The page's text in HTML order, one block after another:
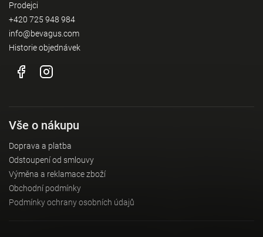
Prodejci
+420 725 948 984
info@bevagus.com
Historie objednávek
Vše o nákupu
Doprava a platba
Odstoupení od smlouvy
Výměna a reklamace zboží
Obchodní podmínky
Podmínky ochrany osobních údajů